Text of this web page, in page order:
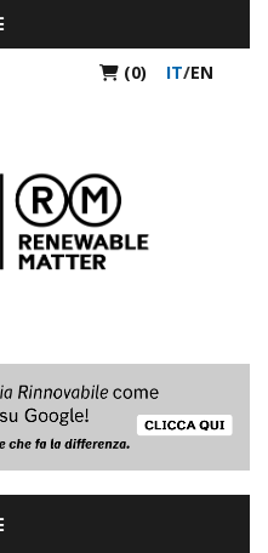
(0) IT/EN